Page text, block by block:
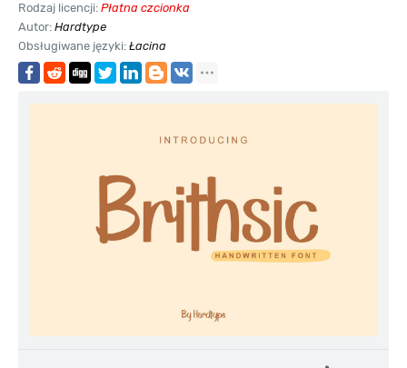
Rodzaj licencji: Płatna czcionka
Autor: Hardtype
Obsługiwane języki: Łacina